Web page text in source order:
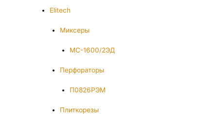
Elitech
Миксеры
МС-1600/2ЭД
Перфораторы
П0826РЭМ
Плиткорезы